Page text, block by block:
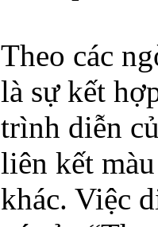
Theo các
là sự kết
trình diễn
liên kết
khác. Việc